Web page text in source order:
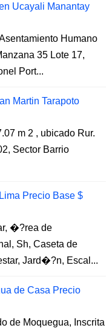
Ucayali Manantay
Humano
35 Lote 17,
Port...
Martin Tarapoto
m 2 , ubicado Rur.
Sector Barrio
Precio Base $
�?rea de
Sh, Caseta de
Jard�?n, Escal...
de Casa Precio
de Moquegua, Inscrita